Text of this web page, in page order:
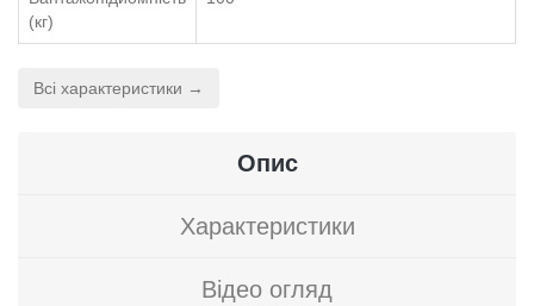
(кг)
Всі характеристики →
Опис
Характеристики
Відео огляд